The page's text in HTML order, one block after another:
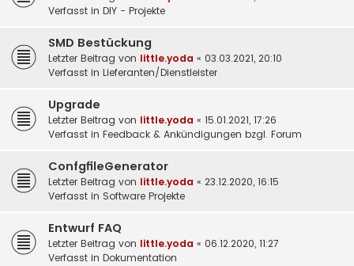
Verfasst in DIY - Projekte
SMD Bestückung
Letzter Beitrag von little.yoda « 03.03.2021, 20:10
Verfasst in Lieferanten/Dienstleister
Upgrade
Letzter Beitrag von little.yoda « 15.01.2021, 17:26
Verfasst in Feedback & Ankündigungen bzgl. Forum
ConfgfileGenerator
Letzter Beitrag von little.yoda « 23.12.2020, 16:15
Verfasst in Software Projekte
Entwurf FAQ
Letzter Beitrag von little.yoda « 06.12.2020, 11:27
Verfasst in Dokumentation